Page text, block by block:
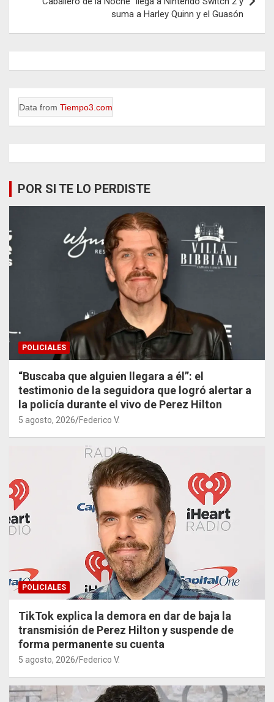
suma a Harley Quinn y el Guasón
Data from Tiempo3.com
POR SI TE LO PERDISTE
POLICIALES
“Buscaba que alguien llegara a él”: el
testimonio de la seguidora que logró alertar a
la policía durante el vivo de Perez Hilton
5 agosto, 2026 Federico V.
POLICIALES
TikTok explica la demora en dar de baja la
transmisión de Perez Hilton y suspende de
forma permanente su cuenta
5 agosto, 2026 Federico V.